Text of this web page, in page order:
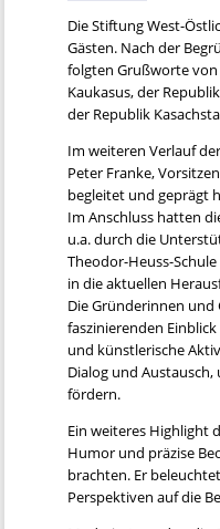
Die Stiftung West-
Gästen. Nach der
folgten Grußworte von
Kaukasus, der
der Republik
Im weiteren Verlauf
Peter Franke,
begleitet und geprägt
Im Anschluss hatten
u.a. durch die
Theodor-Heuss-
in die aktuellen
Die Gründerinnen und
faszinierenden
und künstlerische
Dialog und
fördern.
Ein weiteres Highlight
Humor und präzise
brachten. Er
Perspektiven auf die